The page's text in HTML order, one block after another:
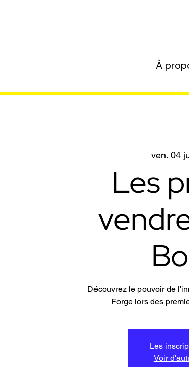
À
ven. 04
Les
Découvrez le pouvoir de
Forge lors des
Les
Voir